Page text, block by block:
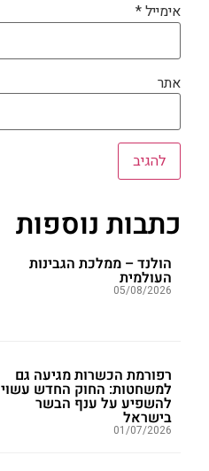
אימייל*
אתר
כתבות נוספות
הולנד – ממלכת הגבינות
העולמית
05/08/2026
רפורמת הכשרות מגיעה גם
למשחטות: החוק החדש עשוי
להשפיע על ענף הבשר
בישראל
01/07/2026